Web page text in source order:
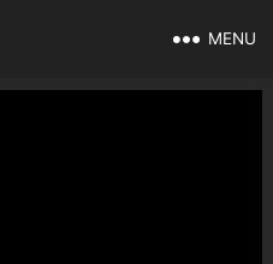
MENU